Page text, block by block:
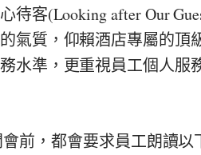
客(Looking after Our
氣質，仰賴酒店專屬的頂
水準，更重視員工個人服
前，都會要求員工朗讀以